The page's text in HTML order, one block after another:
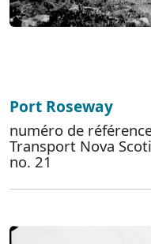
Port Roseway
numéro de
Transport Nova
no. 21